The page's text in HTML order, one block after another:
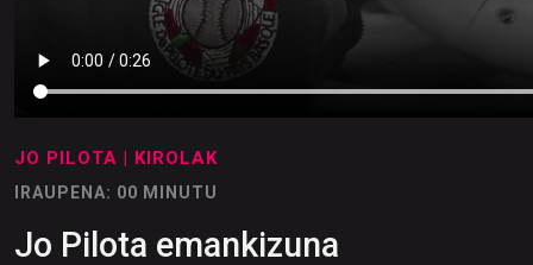
JO PILOTA | KIROLAK
IRAUPENA: 00 MINUTU
Jo Pilota emankizuna